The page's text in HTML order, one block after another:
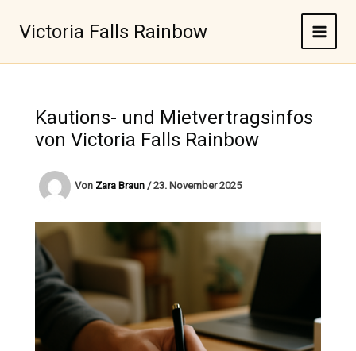
InhaltVictoria Falls Rainbow
Kautions- und Mietvertragsinfos
von Victoria Falls Rainbow
Von Zara Braun /23. November 2025